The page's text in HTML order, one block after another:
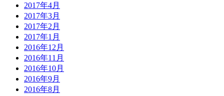
2017年4月
2017年3月
2017年2月
2017年1月
2016年12月
2016年11月
2016年10月
2016年9月
2016年8月